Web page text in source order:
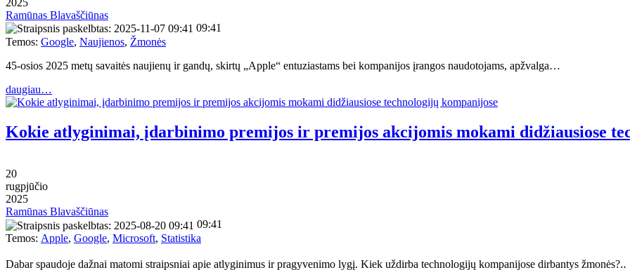
2025
Ramūnas Blavaščiūnas
09:41
Temos: Google, Naujienos, Žmonės
45-osios 2025 metų savaitės naujienų ir gandų, skirtų „Apple“ entuziastams bei kompanijos įrangos naudotojams, apžvalga…
daugiau…
Kokie atlyginimai, įdarbinimo premijos ir premijos akcijomis mokami didžiausiose
20
rugpjūčio
2025
Ramūnas Blavaščiūnas
09:41
Temos: Apple, Google, Microsoft, Statistika
Dabar spaudoje dažnai matomi straipsniai apie atlyginimus ir pragyvenimo lygį. Kiek uždirba technologijų kompanijose dirbantys žmonės?‥